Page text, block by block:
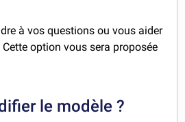
à vos questions ou vous aider
option vous sera proposée
le modèle ?